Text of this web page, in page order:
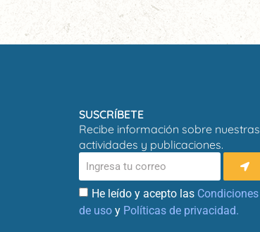
SUSCRÍBETE
Recibe información sobre nuestras
actividades y publicaciones.
He leído y acepto las Condiciones
de uso y Políticas de privacidad.